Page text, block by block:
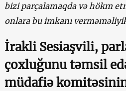
bizi parçalamaqda və hökm
onlara bu imkanı
İrakli Sesiaşvili,
çoxluğunu təmsil
müdafiə